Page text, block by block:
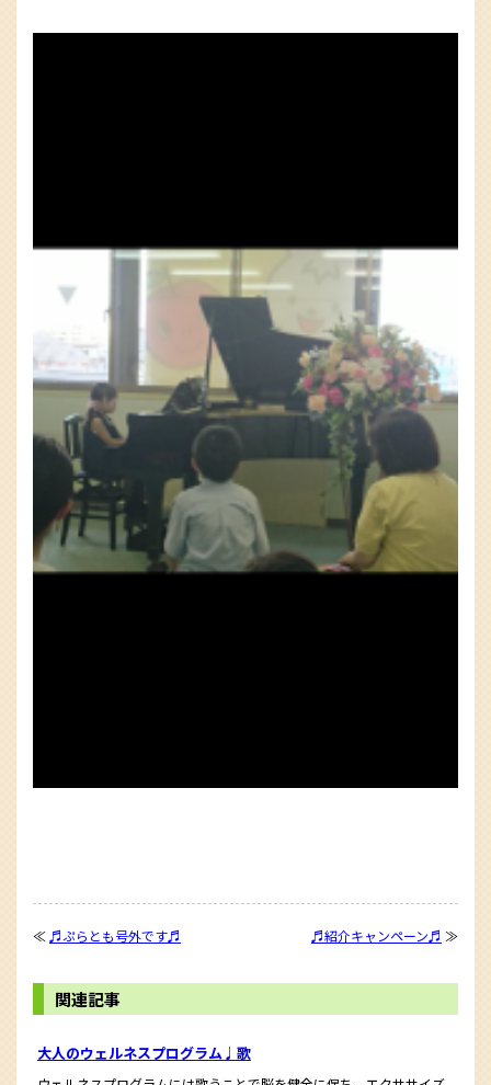
≪ ♬ぷらとも号外です♬ ♬紹介キャンペーン♬ ≫
関連記事
大人のウェルネスプログラム♩歌